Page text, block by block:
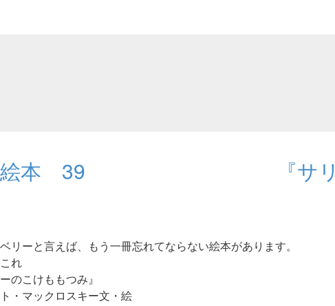
ている絵本 39 『サリ
リーと言えば、もう一冊忘れてならない絵本があります。
れ
ーのこけももつみ』
・マックロスキー文・絵